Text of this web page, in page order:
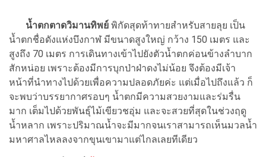
น้ำตกตาดวิมานทิพย์ พิกัดสุดท้าทายสำหรับสายลุย เป็น
น้ำตกชื่อดังแห่งบึงกาฬ มีขนาดสูงใหญ่ กว้าง 150 เมตร และ
สูงถึง 70 เมตร การเดินทางเข้าไปยังตัวน้ำตกค่อนข้างลำบาก
สักหน่อย เพราะต้องมีการบุกป่าฝ่าดงไม่น้อย จึงต้องมีเจ้า
หน้าที่นำทางไปด้วยเพื่อความปลอดภัยค่ะ แต่เมื่อไปถึงแล้ว ก็
จะพบว่าบรรยากาศรอบๆ น้ำตกมีความสวยงามและร่มรื่น
มาก เต็มไปด้วยพันธุ์ไม้เขียวชอุ่ม และจะสวยที่สุดในช่วงฤดู
น้ำหลาก เพราะปริมาณน้ำจะมีมากจนเราสามารถเห็นมวลน้ำ
มหาศาลไหลลงจากขุนเขามาแต่ไกลเลยทีเดียว